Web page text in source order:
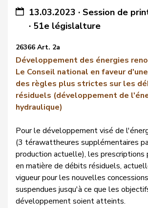
13.03.2023 · Session de
· 51e législalture
26366 Art. 2a
Développement des énergies
Le Conseil national en faveur
des règles plus strictes sur les
résiduels (développement de
hydraulique)
Pour le développement visé de
(3 térawattheures supplémentaires
production actuelle), les
en matière de débits résiduels,
vigueur pour les nouvelles
suspendues jusqu'à ce que les
développement soient atteints.